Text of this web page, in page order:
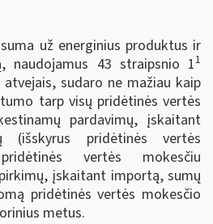
už energinius produktus ir
naudojamus 43 straipsnio 11
sudaro ne mažiau kaip
tarp visų pridėtinės vertės
pardavimų, įskaitant
(išskyrus pridėtinės vertės
vertės mokesčiu
įskaitant importą, sumų
pridėtinės vertės mokesčio
metus.